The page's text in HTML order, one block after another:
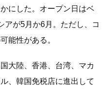
にした。オープン日はベ
アが5月か6月。ただし、コ
能性がある。
大陸、香港、台湾、マカ
、韓国免税店に進出して